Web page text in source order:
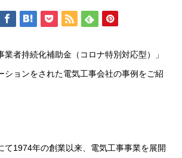
業者持続化補助金（コロナ特別対応型）」
ションをされた電気工事会社の事例をご紹
て1974年の創業以来、電気工事事業を展開